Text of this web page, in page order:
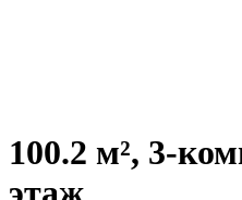
100.2 м², 3-